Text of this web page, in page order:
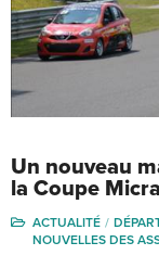
Un nouveau
la Coupe
ACTUALITÉ
NOUVELLES DES